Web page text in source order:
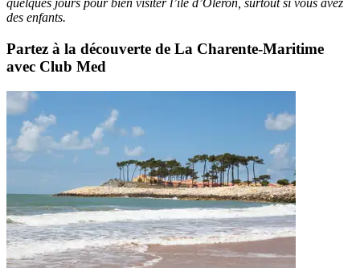
quelques jours pour bien visiter l’île d’Oléron, surtout si vous avez
des enfants.
Partez à la découverte de La Charente-Maritime
avec Club Med